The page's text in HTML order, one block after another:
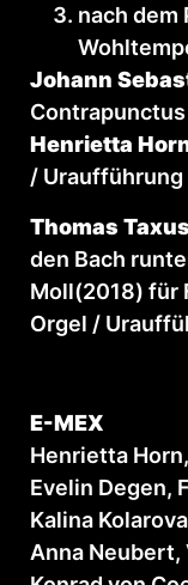
nach dem
Johann
Contrapunctus
Henrietta
/ Uraufführung
Thomas
den Bach
Moll(2018) für
Orgel /
E-MEX
Henrietta
Evelin Degen,
Kalina
Anna Neubert,